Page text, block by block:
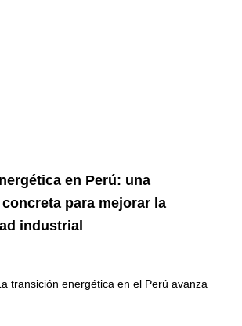
en Perú: una
para mejorar la
industrial
transición energética en el Perú avanza